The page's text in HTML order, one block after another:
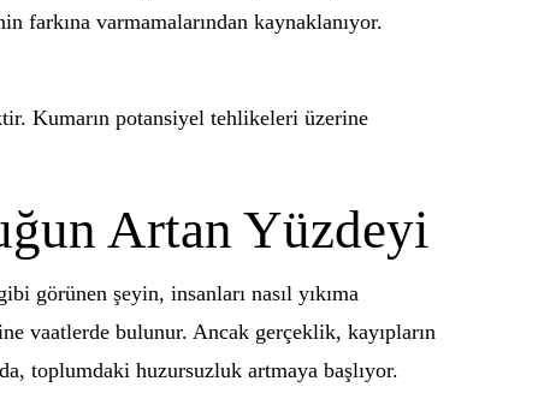
farkına varmamalarından kaynaklanıyor.
Kumarın potansiyel tehlikeleri üzerine
Artan Yüzdeyi
görünen şeyin, insanları nasıl yıkıma
vaatlerde bulunur. Ancak gerçeklik, kayıpların
toplumdaki huzursuzluk artmaya başlıyor.